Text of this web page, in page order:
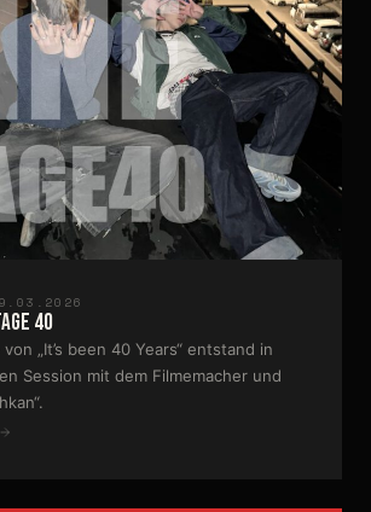
40
„It’s been 40 Years“ entstand in
Session mit dem Filmemacher und